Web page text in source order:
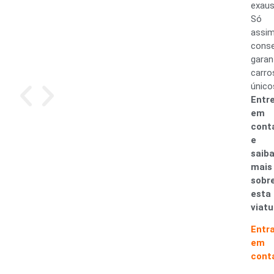
Só
em
e
saiba
mais
esta
em